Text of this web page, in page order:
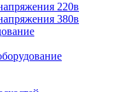
220в
380в